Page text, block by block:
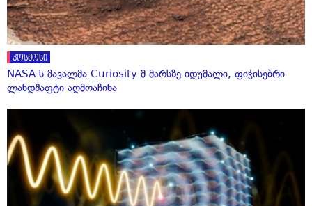
კოსმოსი
NASA-ს მავალმა Curiosity-მ მარსზე იდუმალი, ფიჭისებრი
ლანდშაფტი აღმოაჩინა